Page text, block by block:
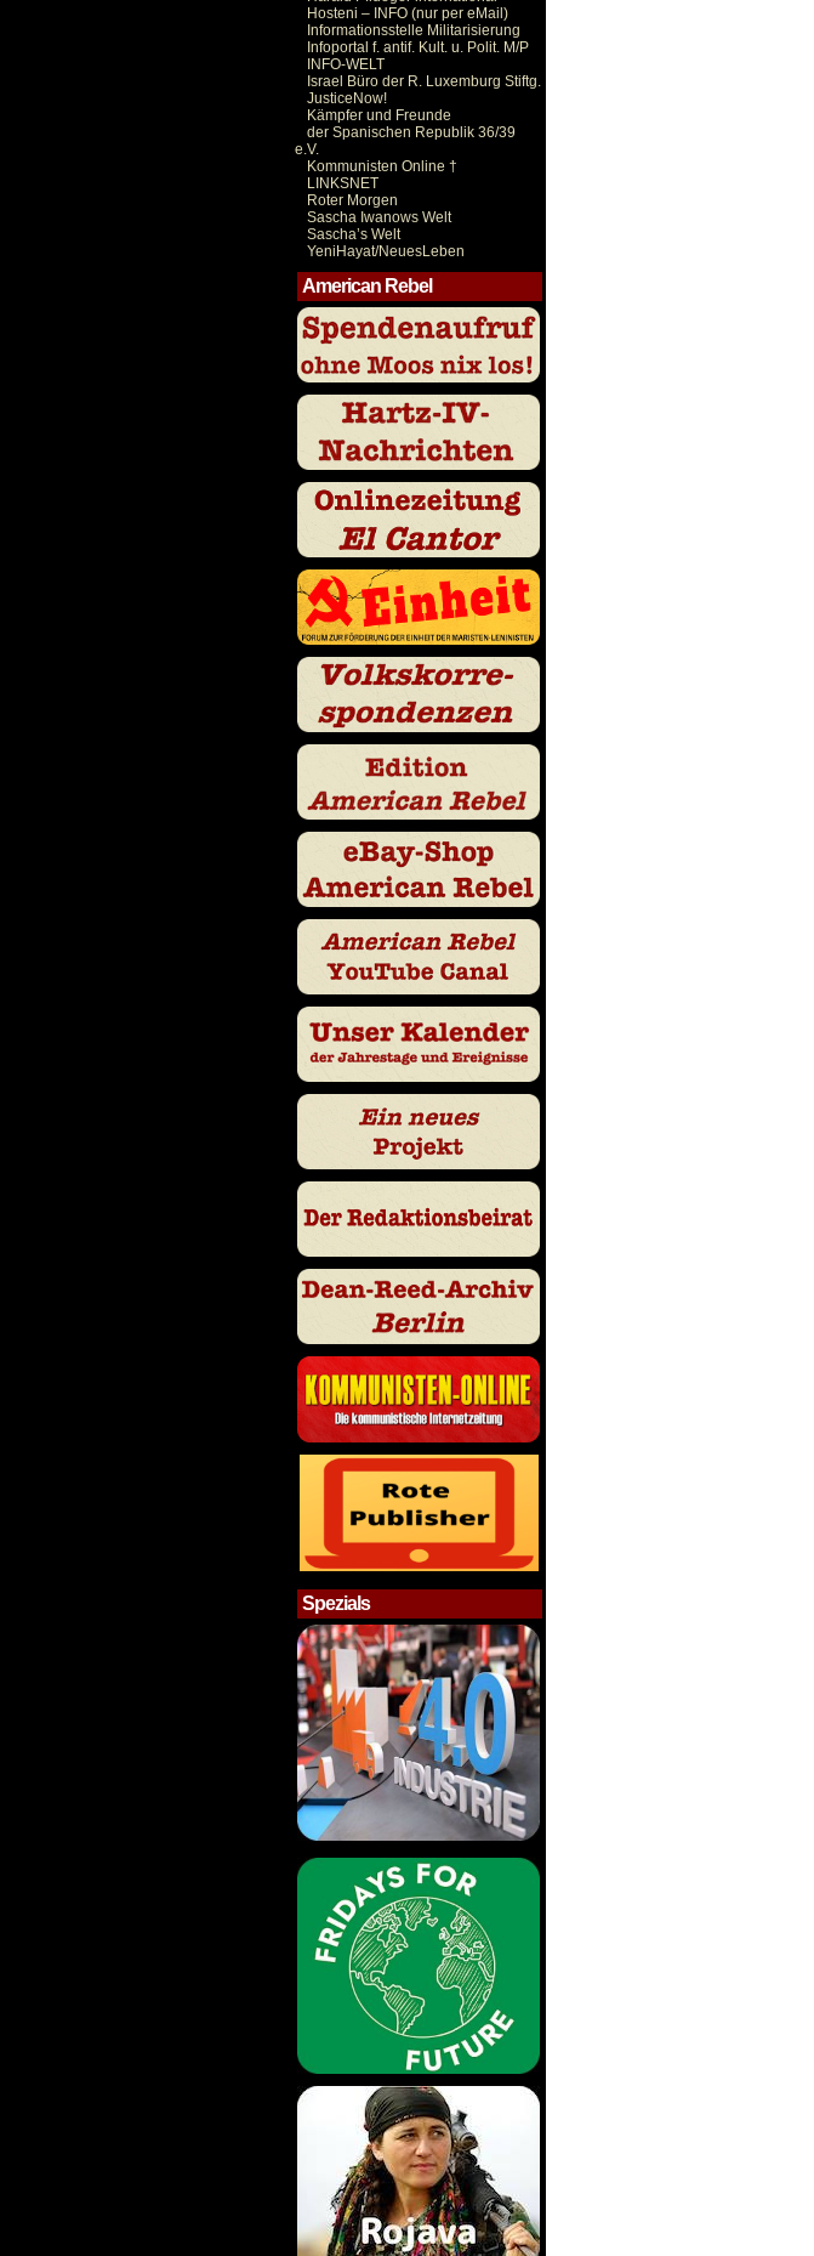
Hosteni – INFO (nur per eMail)
Informationsstelle Militarisierung
Infoportal f. antif. Kult. u. Polit. M/P
INFO-WELT
Israel Büro der R. Luxemburg Stiftg.
JusticeNow!
Kämpfer und Freunde
der Spanischen Republik 36/39
e.V.
Kommunisten Online †
LINKSNET
Roter Morgen
Sascha Iwanows Welt
Sascha’s Welt
YeniHayat/NeuesLeben
American Rebel
Spezials